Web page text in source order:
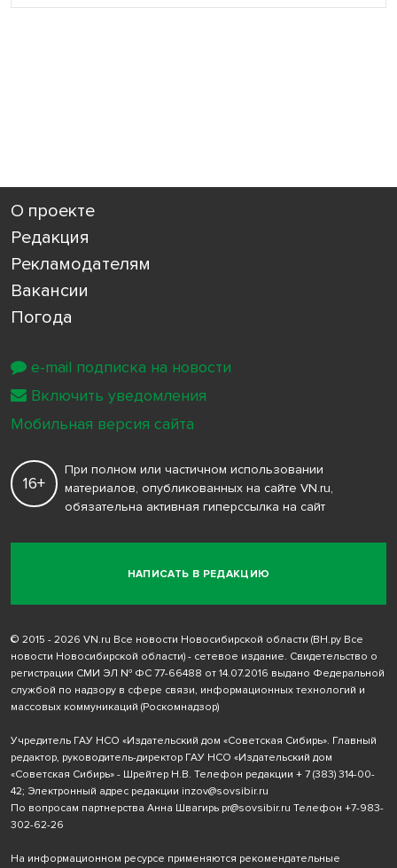
О проекте
Редакция
Рекламодателям
Вакансии
Погода
НАПИСАТЬ В РЕДАКЦИЮ
16+
При полном или частичном использовании
материалов, опубликованных на сайте VN.ru,
обязательна активная гиперссылка на сайт
© 2015 - 2026 VN.ru Все новости Новосибирской области (ВН.ру Все
новости Новосибирской области) - сетевое издание. Свидетельство о
регистрации СМИ ЭЛ № ФС 77-66488 от 14.07.2016 выдано Федеральной
службой по надзору в сфере связи, информационных технологий и
массовых коммуникаций (Роскомнадзор)
Учредитель ГАУ НСО «Издательский дом «Советская Сибирь». Главный
редактор, руководитель-директор ГАУ НСО «Издательский дом
«Советская Сибирь» - Шрейтер Н.В. Телефон редакции + 7 (383) 314-00-
42; Электронный адрес редакции inzov@sovsibir.ru
По вопросам партнерства Анна Швагирь pr@sovsibir.ru Телефон +7-983-
302-62-26
На информационном ресурсе применяются рекомендательные
e-mail подписка на новости
Включить уведомления
Мобильная версия сайта